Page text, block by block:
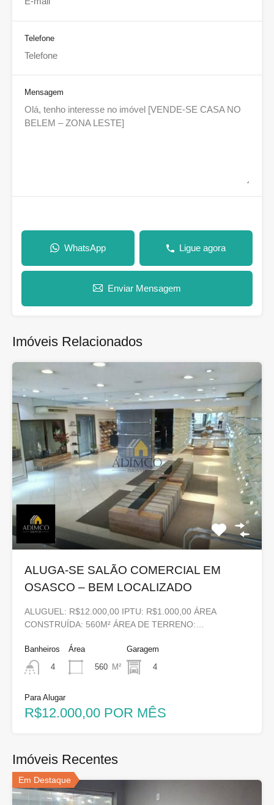
Telefone
Mensagem
WhatsApp Ligue agora
Enviar Mensagem
Imóveis Relacionados
ALUGA-SE SALÃO COMERCIAL EM
OSASCO – BEM LOCALIZADO
ALUGUEL: R$12.000,00 IPTU: R$1.000,00 ÁREA
CONSTRUÍDA: 560M² ÁREA DE TERRENO:…
Banheiros
4
Área
560 M²
Garagem
4
Para Alugar
R$12.000,00 POR MÊS
Imóveis Recentes
Em Destaque